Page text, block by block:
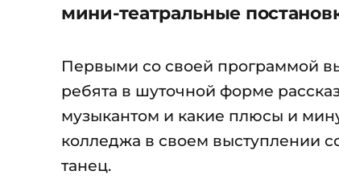
мини-театральные
Первыми со своей программой
ребята в шуточной форме
музыкантом и какие плюсы и
колледжа в своем выступлении
танец.